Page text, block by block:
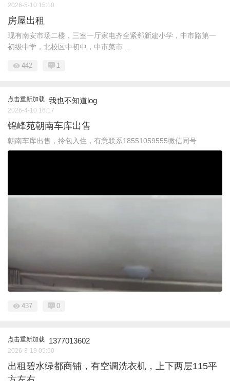
2026-5-10 15:10
房屋出租
现有南安市场二楼，三室一厅家电齐全紧邻新建小学，中市路第一
初级中学，北校区中初中，中市菜市 ...
442 1
点击重新加载 我也不知道log
2026-4-10 16:17
锦峰苑朝南车库出售
朝南车库出售，拎包入住，有意联系18551059555微信同号
437 0
点击重新加载 1377013602
2026-3-19 05:50
出租碧水绿都商铺，有空调洗衣机，上下两层115平